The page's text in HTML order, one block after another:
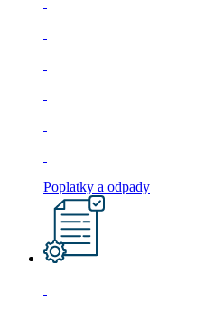
Poplatky a odpady